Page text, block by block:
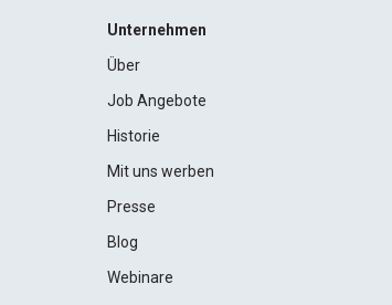
Unternehmen
Über
Job Angebote
Historie
Mit uns werben
Presse
Blog
Webinare